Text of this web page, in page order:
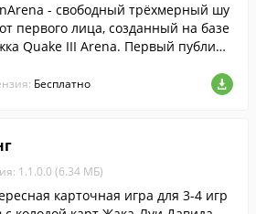
- свободный трёхмерный шу
первого лица, созданный на базе
Quake III Arena. Первый публичн
Бесплатно
1.1.0.0 (6.34 МБ)
карточная игра для 3-4 игр